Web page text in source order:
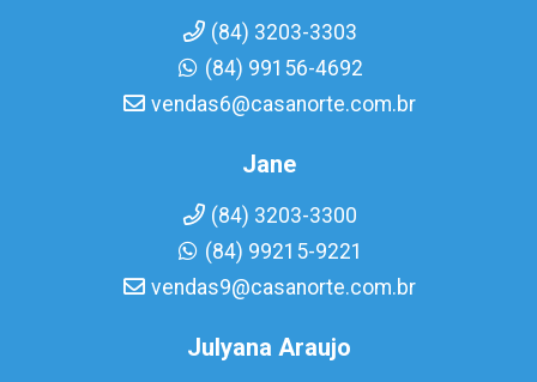
(84) 3203-3303
(84) 99156-4692
vendas6@casanorte.com.br
Jane
(84) 3203-3300
(84) 99215-9221
vendas9@casanorte.com.br
Julyana Araujo